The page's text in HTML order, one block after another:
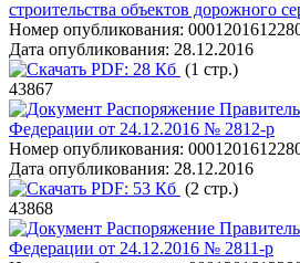
строительства объектов дорожного
Номер опубликования:
Дата опубликования: 28.12.2016
PDF: 28 Кб (1 стр.)
43867
Распоряжение
Федерации от 24.12.2016 № 2812-р
Номер опубликования:
Дата опубликования: 28.12.2016
PDF: 53 Кб (2 стр.)
43868
Распоряжение
Федерации от 24.12.2016 № 2811-р